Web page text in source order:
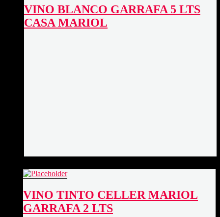
VINO BLANCO GARRAFA 5 LTS
CASA MARIOL
VINO TINTO CELLER MARIOL
GARRAFA 2 LTS